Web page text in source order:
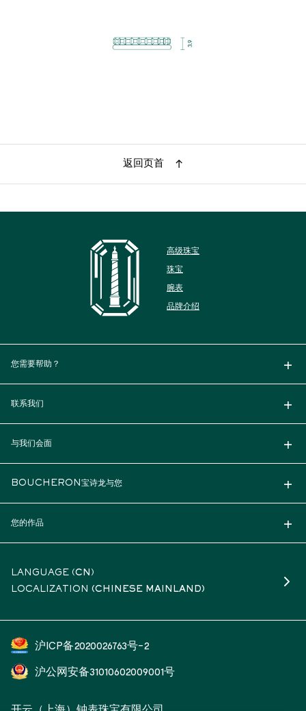
返回页首
高级珠宝
珠宝
腕表
品牌介绍
您需要帮助？
联系我们
与我们会面
BOUCHERON宝诗龙与您
您的作品
LANGUAGE (CN )
LOCALIZATION (CHINESE MAINLAND)
沪ICP备2020026763号-2
沪公网安备31010602009001号